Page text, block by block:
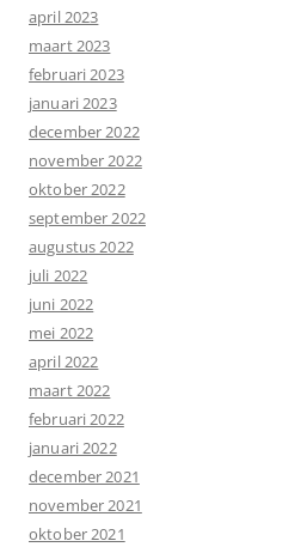
april 2023
maart 2023
februari 2023
januari 2023
december 2022
november 2022
oktober 2022
september 2022
augustus 2022
juli 2022
juni 2022
mei 2022
april 2022
maart 2022
februari 2022
januari 2022
december 2021
november 2021
oktober 2021